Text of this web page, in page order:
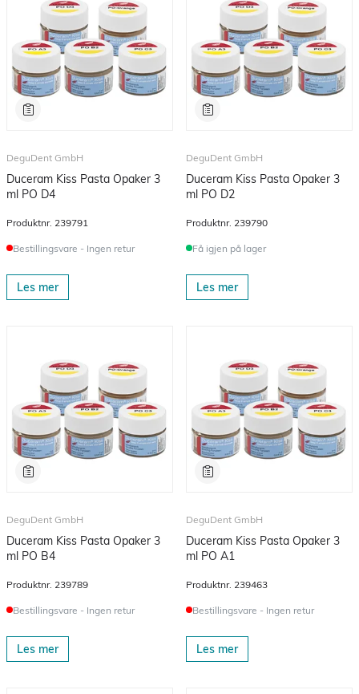
DeguDent GmbH
Duceram Kiss Pasta Opaker 3
ml PO D4
Produktnr. 239791
Bestillingsvare - Ingen retur
Les mer
DeguDent GmbH
Duceram Kiss Pasta Opaker 3
ml PO D2
Produktnr. 239790
Få igjen på lager
Les mer
DeguDent GmbH
Duceram Kiss Pasta Opaker 3
ml PO B4
Produktnr. 239789
Bestillingsvare - Ingen retur
Les mer
DeguDent GmbH
Duceram Kiss Pasta Opaker 3
ml PO A1
Produktnr. 239463
Bestillingsvare - Ingen retur
Les mer